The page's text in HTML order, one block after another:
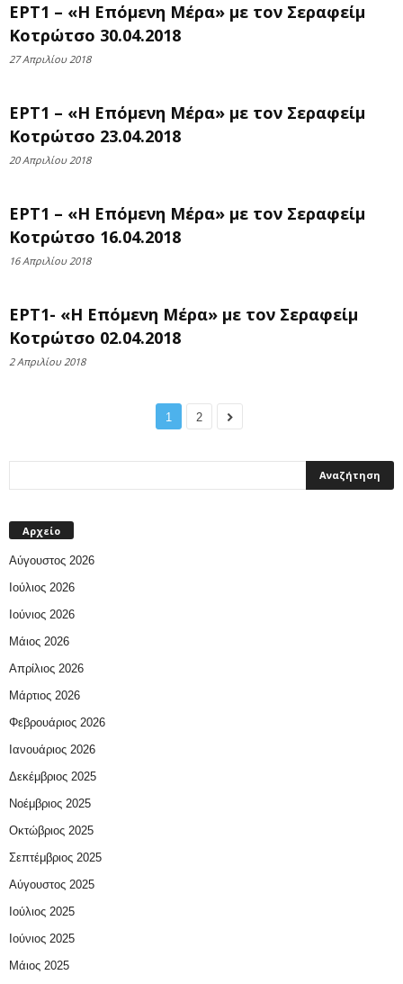
ΕΡΤ1 – «Η Επόμενη Μέρα» με τον Σεραφείμ
Κοτρώτσο 30.04.2018
27 Απριλίου 2018
ΕΡΤ1 – «Η Επόμενη Μέρα» με τον Σεραφείμ
Κοτρώτσο 23.04.2018
20 Απριλίου 2018
ΕΡΤ1 – «Η Επόμενη Μέρα» με τον Σεραφείμ
Κοτρώτσο 16.04.2018
16 Απριλίου 2018
ΕΡΤ1- «Η Επόμενη Μέρα» με τον Σεραφείμ
Κοτρώτσο 02.04.2018
2 Απριλίου 2018
1 2
Αρχείο
Αύγουστος 2026
Ιούλιος 2026
Ιούνιος 2026
Μάιος 2026
Απρίλιος 2026
Μάρτιος 2026
Φεβρουάριος 2026
Ιανουάριος 2026
Δεκέμβριος 2025
Νοέμβριος 2025
Οκτώβριος 2025
Σεπτέμβριος 2025
Αύγουστος 2025
Ιούλιος 2025
Ιούνιος 2025
Μάιος 2025